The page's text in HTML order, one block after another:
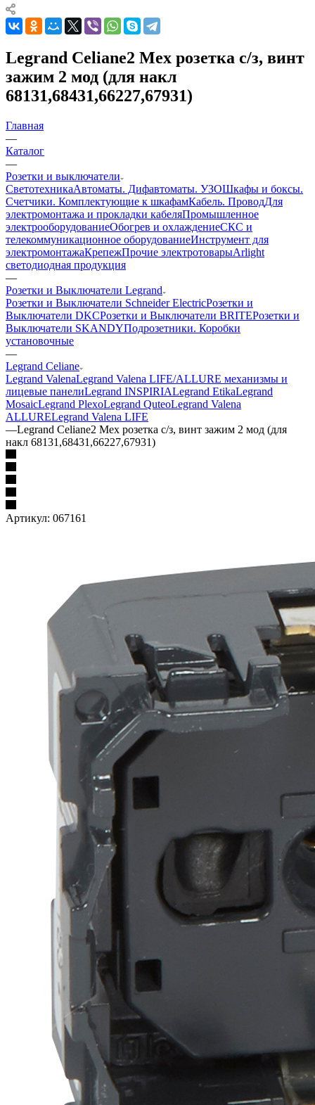
Legrand Celiane2 Мех розетка с/з, винт
зажим 2 мод (для накл
68131,68431,66227,67931)
Главная
—
Каталог
—
Розетки и выключатели
СветотехникаАвтоматы. Дифавтоматы. УЗОШкафы и боксы.
Счетчики. Комплектующие к шкафамКабель. ПроводДля
электромонтажа и прокладки кабеляПромышленное
электрооборудованиеОбогрев и охлаждениеСКС и
телекоммуникационное оборудованиеИнструмент для
электромонтажаКрепежПрочие электротоварыArlight
светодиодная продукция
—
Розетки и Выключатели Legrand
Розетки и Выключатели Schneider ElectricРозетки и
Выключатели DKCРозетки и Выключатели BRITEРозетки и
Выключатели SKANDYПодрозетники. Коробки
установочные
—
Legrand Celiane
Legrand ValenaLegrand Valena LIFE/ALLURE механизмы и
лицевые панелиLegrand INSPIRIALegrand EtikaLegrand
MosaicLegrand PlexoLegrand QuteoLegrand Valena
ALLURELegrand Valena LIFE
—Legrand Celiane2 Мех розетка с/з, винт зажим 2 мод (для
накл 68131,68431,66227,67931)
Артикул: 067161